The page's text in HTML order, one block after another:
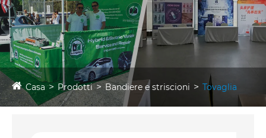
Casa Prodotti Bandiere e striscioni Tovaglia